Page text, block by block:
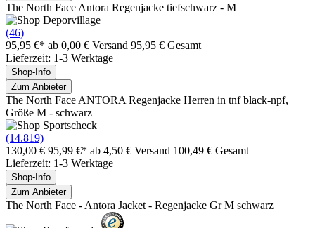
The North Face Antora Regenjacke tiefschwarz - M
(46)
95,95 €* ab 0,00 € Versand 95,95 € Gesamt
Lieferzeit: 1-3 Werktage
Shop-Info
Zum Anbieter
The North Face ANTORA Regenjacke Herren in tnf black-npf,
Größe M - schwarz
(14.819)
130,00 € 95,99 €* ab 4,50 € Versand 100,49 € Gesamt
Lieferzeit: 1-3 Werktage
Shop-Info
Zum Anbieter
The North Face - Antora Jacket - Regenjacke Gr M schwarz